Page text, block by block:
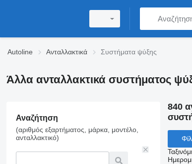
Autoline Ανταλλακτικά Συστήματα ψύξης
Άλλα ανταλλακτικά συστήματος
Αναζήτηση
(αριθμός εξαρτήματος, μάρκα, μοντέλο,
ανταλλακτικό)
840